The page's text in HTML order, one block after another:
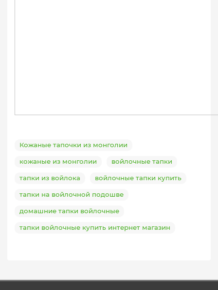
Кожаные тапочки из монголии
кожаные из монголии войлочные тапки
тапки из войлока войлочные тапки купить
тапки на войлочной подошве
домашние тапки войлочные
тапки войлочные купить интернет магазин